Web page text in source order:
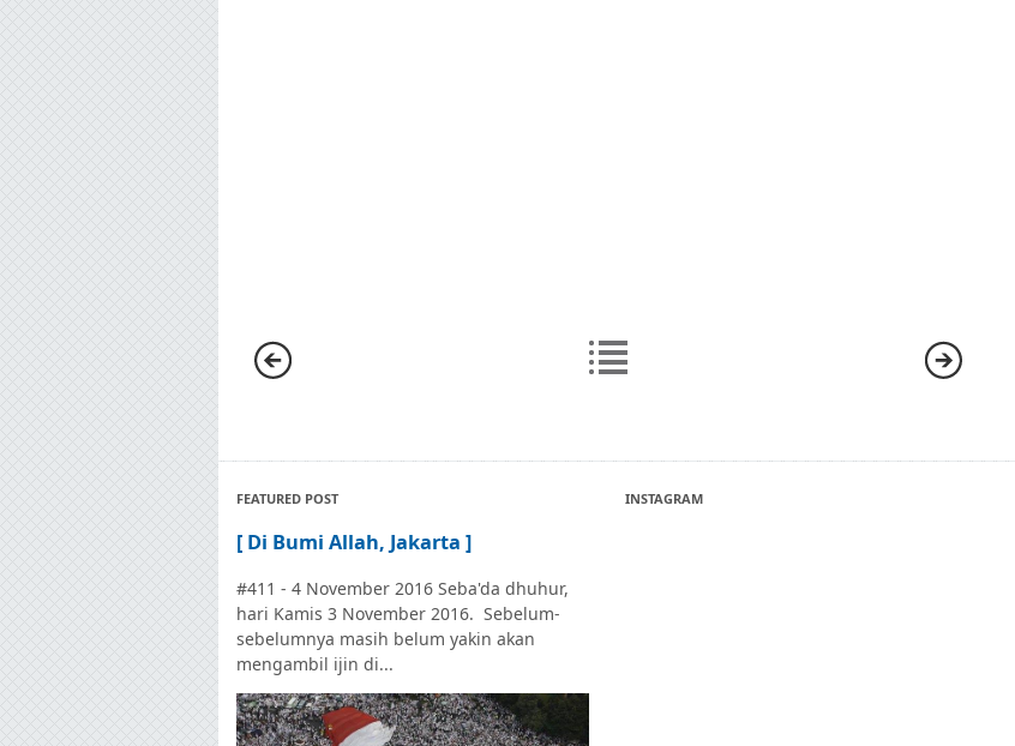
FEATURED POST
[ Di Bumi Allah, Jakarta ]
#411 - 4 November 2016 Seba'da dhuhur,
hari Kamis 3 November 2016. Sebelum-
sebelumnya masih belum yakin akan
mengambil ijin di...
INSTAGRAM